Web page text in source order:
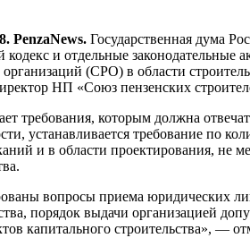
PenzaNews. Государственная дума
кодекс и отдельные
(СРО) в области
НП «Союз пензенских
требования, которым должна
устанавливается требование по
и в области проектирования, не
вопросы приема юридических
порядок выдачи организацией
капитального строительства», —